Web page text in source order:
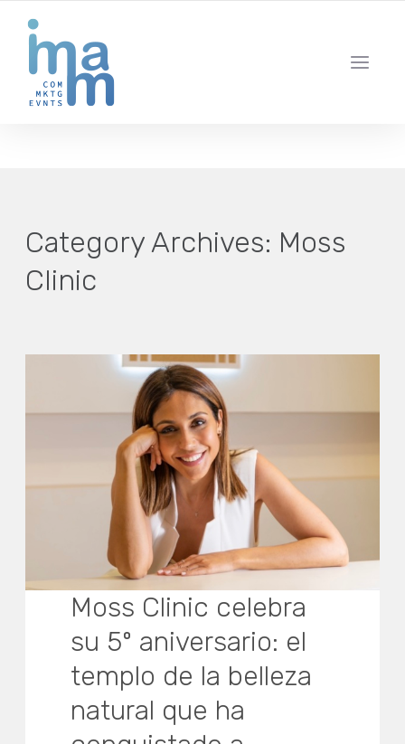
IBIZA · MADRID · BARCELONA
Category Archives: Moss
Clinic
Moss Clinic celebra
su 5º aniversario: el
templo de la belleza
natural que ha